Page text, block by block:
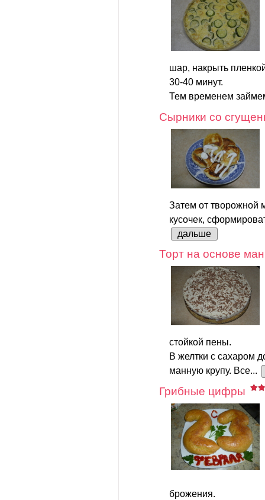
шар, накрыть
30-40 минут.
Тем временем
Сырники со
Затем от творожной
кусочек,
дальше
Торт на основе
стойкой пены.
В желтки с сахаром
манную крупу. Все...
Грибные цифры
брожения.